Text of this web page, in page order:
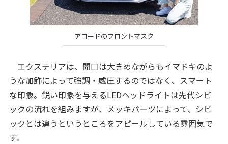
アコードのフロントマスク
エクステリアは、開口は大きめながらもイマドキのよ
うな加飾によって強調・威圧するのではなく、スマート
な印象。鋭い印象を与えるLEDヘッドライトは先代シビ
ックの流れを組みますが、メッキパーツによって、シビ
ックとは違うというところをアピールしている雰囲気で
す。